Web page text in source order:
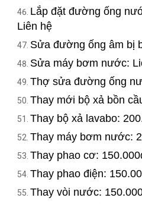
Lắp đặt đường ống
Liên hệ
Sửa đường ống âm bị
Sửa máy bơm nước:
Thợ sửa đường ống
Thay mới bộ xả bồn
Thay bộ xả lavabo:
Thay máy bơm nước:
Thay phao cơ:
Thay phao điện:
Thay vòi nước: